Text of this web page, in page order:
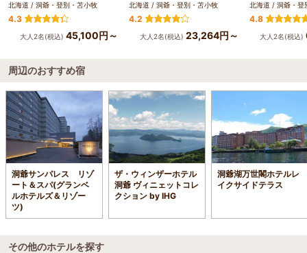
北海道 / 洞爺・登別・苫小牧
4.3
大人2名(税込) 45,100円～
北海道 / 洞爺・登別・苫小牧
4.2
大人2名(税込) 23,264円～
北海道 / 洞爺・登
4.8
大人2名(税込)
周辺のおすすめ宿
洞爺サンパレス リゾ
ート＆スパ(グランベ
ルホテルズ＆リゾー
ツ)
ザ・ウィンザーホテル
洞爺 ヴィニェットコレ
クション by IHG
洞爺湖万世閣ホテルレ
イクサイドテラス
その他のホテルを探す